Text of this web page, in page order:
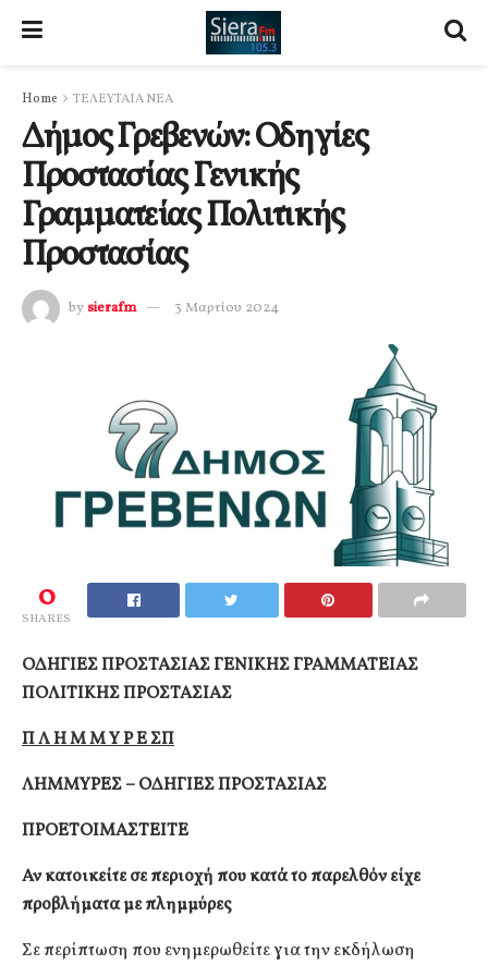
Home ΤΕΛΕΥΤΑΙΑ ΝΕΑ
Δήμος Γρεβενών: Οδηγίες
Προστασίας Γενικής
Γραμματείας Πολιτικής
Προστασίας
by sierafm 3 Μαρτίου 2024
0
SHARES
ΟΔΗΓΙΕΣ ΠΡΟΣΤΑΣΙΑΣ ΓΕΝΙΚΗΣ ΓΡΑΜΜΑΤΕΙΑΣ
ΠΟΛΙΤΙΚΗΣ ΠΡΟΣΤΑΣΙΑΣ
Π Λ Η Μ Μ Υ Ρ Ε ΣΠ
ΛΗΜΜΥΡΕΣ – ΟΔΗΓΙΕΣ ΠΡΟΣΤΑΣΙΑΣ
ΠΡΟΕΤΟΙΜΑΣΤΕΙΤΕ
Αν κατοικείτε σε περιοχή που κατά το παρελθόν είχε
προβλήματα με πλημμύρες
Σε περίπτωση που ενημερωθείτε για την εκδήλωση